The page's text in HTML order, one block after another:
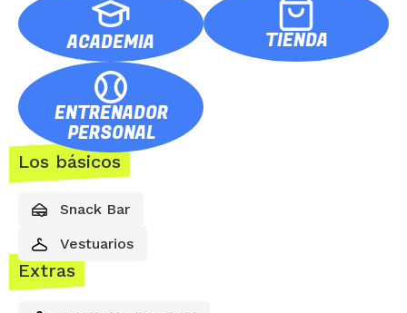
ACADEMIA TIENDA
ENTRENADOR
PERSONAL
Los básicos
Snack Bar
Vestuarios
Extras